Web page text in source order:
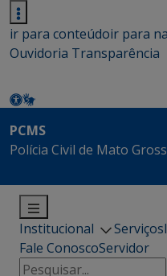
ir para conteúdoir para
Ouvidoria Transparência
PCMS
Polícia Civil de Mato
Institucional Serviços
Fale ConoscoServidor
Pesquisar